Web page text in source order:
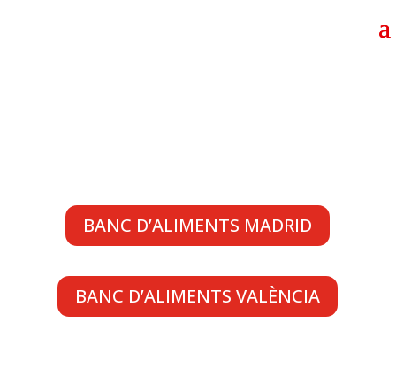
BANC D’ALIMENTS MADRID
BANC D’ALIMENTS VALÈNCIA